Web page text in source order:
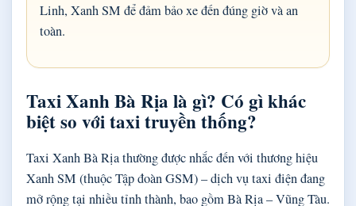
Linh, Xanh SM để đảm bảo xe đến đúng giờ và an
toàn.
Taxi Xanh Bà Rịa là gì? Có gì khác
biệt so với taxi truyền thống?
Taxi Xanh Bà Rịa thường được nhắc đến với thương hiệu
Xanh SM (thuộc Tập đoàn GSM) – dịch vụ taxi điện đang
mở rộng tại nhiều tỉnh thành, bao gồm Bà Rịa – Vũng Tàu.